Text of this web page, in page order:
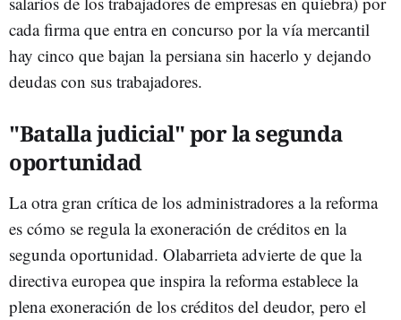
cada firma que entra en concurso por la vía mercantil
hay cinco que bajan la persiana sin hacerlo y dejando
deudas con sus trabajadores.
"Batalla judicial" por la segunda
oportunidad
La otra gran crítica de los administradores a la reforma
es cómo se regula la exoneración de créditos en la
segunda oportunidad. Olabarrieta advierte de que la
directiva europea que inspira la reforma establece la
plena exoneración de los créditos del deudor, pero el